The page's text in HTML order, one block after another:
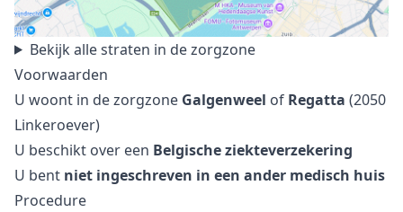
Bekijk alle straten in de zorgzone
Voorwaarden
U woont in de zorgzone Galgenweel of Regatta (2050
Linkeroever)
U beschikt over een Belgische ziekteverzekering
U bent niet ingeschreven in een ander medisch huis
Procedure